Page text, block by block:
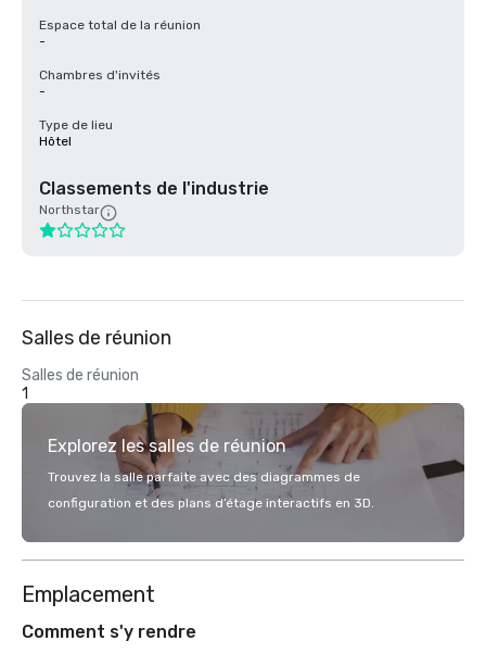
Espace total de la réunion
-
Chambres d'invités
-
Type de lieu
Hôtel
Classements de l'industrie
Northstar
Salles de réunion
Salles de réunion
1
Explorez les salles de réunion
Trouvez la salle parfaite avec des diagrammes de
configuration et des plans d’étage interactifs en 3D.
Emplacement
Comment s'y rendre